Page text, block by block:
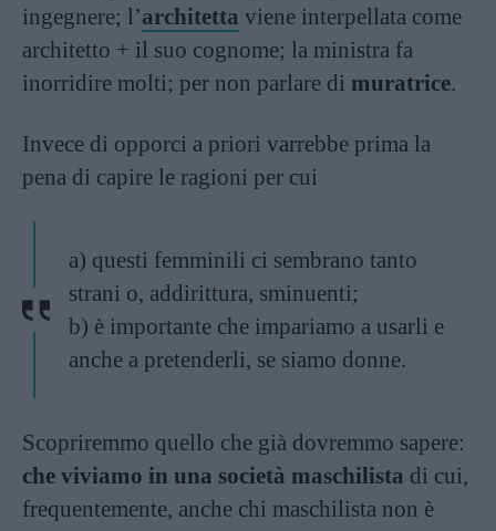
ingegnere; l’architetta viene interpellata come
architetto + il suo cognome; la ministra fa
inorridire molti; per non parlare di muratrice.
Invece di opporci a priori varrebbe prima la
pena di capire le ragioni per cui
a) questi femminili ci sembrano tanto
strani o, addirittura, sminuenti;
b) è importante che impariamo a usarli e
anche a pretenderli, se siamo donne.
Scopriremmo quello che già dovremmo sapere:
che viviamo in una società maschilista di cui,
frequentemente, anche chi maschilista non è